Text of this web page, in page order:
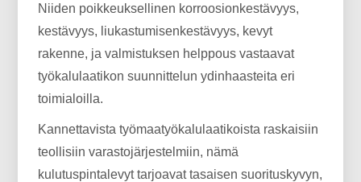
Niiden poikkeuksellinen korroosionkestävyys,
kestävyys, liukastumisenkestävyys, kevyt
rakenne, ja valmistuksen helppous vastaavat
työkalulaatikon suunnittelun ydinhaasteita eri
toimialoilla.
Kannettavista työmaatyökalulaatikoista raskaisiin
teollisiin varastojärjestelmiin, nämä
kulutuspintalevyt tarjoavat tasaisen suorituskyvyn,